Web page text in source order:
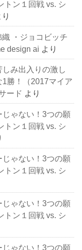
トン１回戦 vs. シ
り
・ジョコビッチ
design ai より
み出入りの激し
勝！（2017マイア
ード より
じゃない！3つの願
トン１回戦 vs. シ
じゃない！3つの願
トン１回戦 vs. シ
じゃない！3つの願
トン１回戦 vs. シ
じゃない！3つの願